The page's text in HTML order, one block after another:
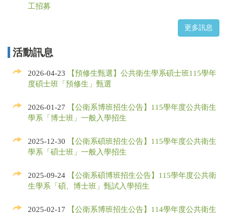
工招募
活動訊息
2026-04-23
【預修生甄選】公共衛生學系碩士班115學年
度碩士班「預修生」甄選
2026-01-27
【公衛系博班招生公告】115學年度公共衛生
學系「博士班」一般入學招生
2025-12-30
【公衛系碩班招生公告】115學年度公共衛生
學系「碩士班」一般入學招生
2025-09-24
【公衛系碩博班招生公告】115學年度公共衛
生學系「碩、博士班」甄試入學招生
2025-02-17
【公衛系博班招生公告】114學年度公共衛生